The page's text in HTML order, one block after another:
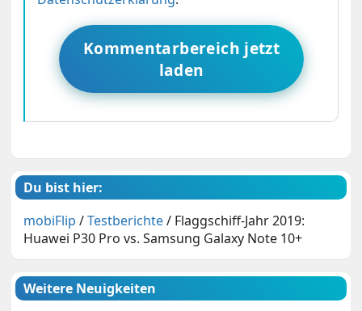
Kommentarbereich jetzt
laden
Du bist hier:
mobiFlip /Testberichte/ Flaggschiff-Jahr 2019:
Huawei P30 Pro vs. Samsung Galaxy Note 10+
Weitere Neuigkeiten